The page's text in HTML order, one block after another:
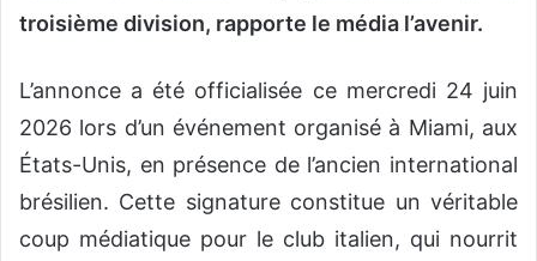
troisième division, rapporte le média l’avenir.
L’annonce a été officialisée ce mercredi 24 juin
2026 lors d’un événement organisé à Miami, aux
États-Unis, en présence de l’ancien international
brésilien. Cette signature constitue un véritable
coup médiatique pour le club italien, qui nourrit